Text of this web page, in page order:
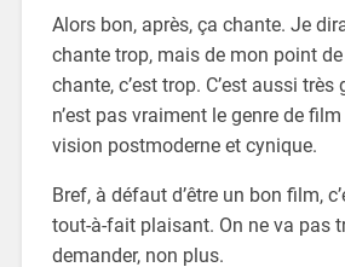
Alors bon, après, ça chante. Je
chante trop, mais de mon point de
chante, c’est trop. C’est aussi
n’est pas vraiment le genre de
vision postmoderne et cynique.
Bref, à défaut d’être un bon film,
tout-à-fait plaisant. On ne va pas
demander, non plus.